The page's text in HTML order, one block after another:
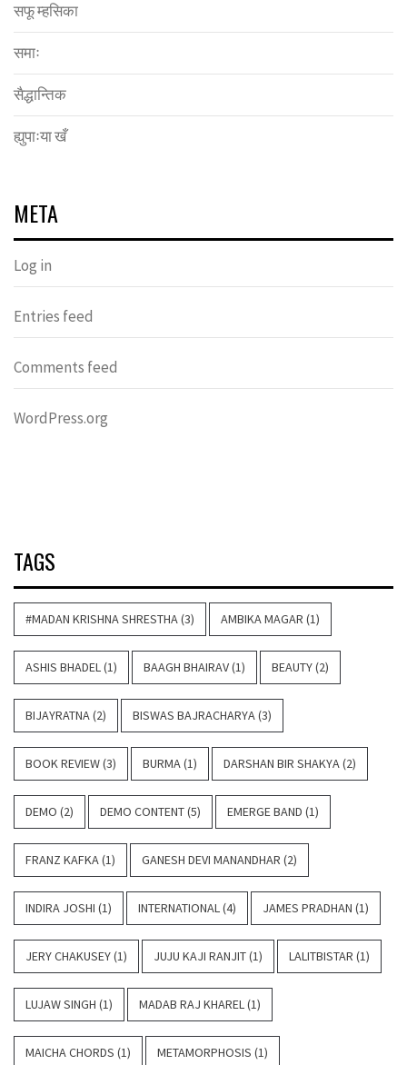
सफू म्हसिका
समाः
सैद्धान्तिक
ह्युपाःया खँ
META
Log in
Entries feed
Comments feed
WordPress.org
TAGS
#MADAN KRISHNA SHRESTHA(3) AMBIKA MAGAR (1)
ASHIS BHADEL(1) BAAGH BHAIRAV(1) BEAUTY(2)
BIJAYRATNA(2) BISWAS BAJRACHARYA(3)
BOOK REVIEW(3) BURMA(1) DARSHAN BIR SHAKYA(2)
DEMO (2) DEMO CONTENT(5) EMERGE BAND (1)
FRANZ KAFKA(1) GANESH DEVI MANANDHAR (2)
INDIRA JOSHI (1) INTERNATIONAL(4) JAMES PRADHAN (1)
JERY CHAKUSEY(1) JUJU KAJI RANJIT(1) LALITBISTAR (1)
LUJAW SINGH (1) MADAB RAJ KHAREL(1)
MAICHA CHORDS (1) METAMORPHOSIS (1)